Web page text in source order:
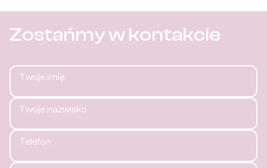
Zostańmy w kontakcie
Twoje imię
Twoje nazwisko
Telefon